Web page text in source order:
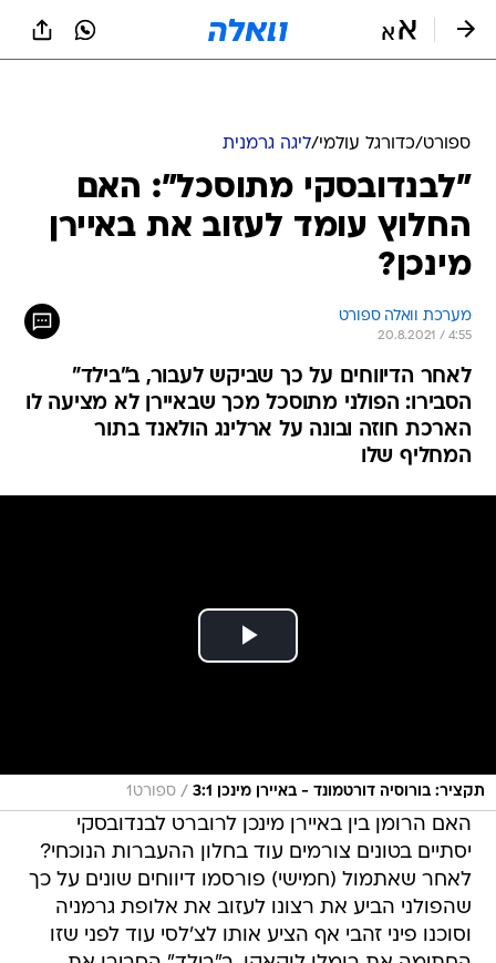
"לבנדובסקי מתוסכל": האם
החלוץ עומד לעזוב את באיירן
מינכן?
מערכת וואלה ספורט
20.8.2021 / 4:55
לאחר הדיווחים על כך שביקש לעבור, ב"בילד"
הארכת חוזה ובונה על ארלינג הולאנד בתור
המחליף שלו
האם הרומן בין באיירן מינכן לרוברט לבנדובסקי
יסתיים בטונים צורמים עוד בחלון ההעברות הנוכחי?
לאחר שאתמול (חמישי) פורסמו דיווחים שונים על כך
שהפולני הביע את רצונו לעזוב את אלופת גרמניה
וסוכנו פיני זהבי אף הציע אותו לצ'לסי עוד לפני שזו
החתימה את רומלו לוקאקו, ב"בילד" הסבירו את
הסיטואציה בין השחקן למועדון.